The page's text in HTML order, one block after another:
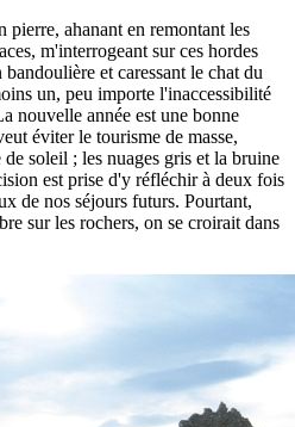
pierre, ahanant en remontant les
m'interrogeant sur ces hordes
et caressant le chat du
un, peu importe l'inaccessibilité
nouvelle année est une bonne
éviter le tourisme de masse,
soleil ; les nuages gris et la bruine
est prise d'y réfléchir à deux fois
de nos séjours futurs. Pourtant,
sur les rochers, on se croirait dans